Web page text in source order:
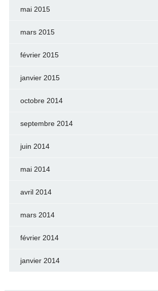
mai 2015
mars 2015
février 2015
janvier 2015
octobre 2014
septembre 2014
juin 2014
mai 2014
avril 2014
mars 2014
février 2014
janvier 2014